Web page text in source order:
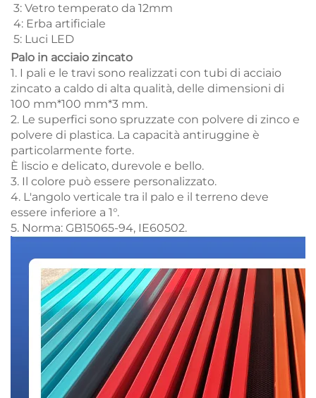
3: Vetro temperato da 12mm
4: Erba artificiale
5: Luci LED
Palo in acciaio zincato
1. I pali e le travi sono realizzati con tubi di acciaio
zincato a caldo di alta qualità, delle dimensioni di
100 mm*100 mm*3 mm.
2. Le superfici sono spruzzate con polvere di zinco e
polvere di plastica. La capacità antiruggine è
particolarmente forte.
È liscio e delicato, durevole e bello.
3. Il colore può essere personalizzato.
4. L'angolo verticale tra il palo e il terreno deve
essere inferiore a 1°.
5. Norma: GB15065-94, IE60502.